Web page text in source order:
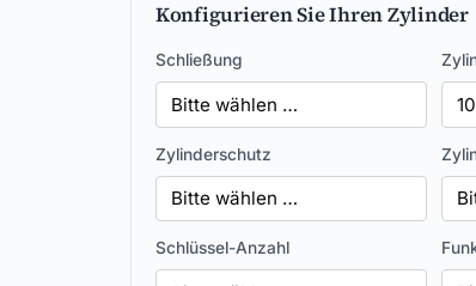
Konfigurieren Sie Ihren Zylinder
Schließung
Zylinderschutz
Schlüssel-Anzahl